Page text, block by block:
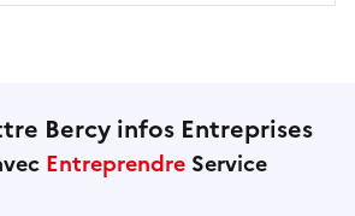
Bercy infos Entreprises
Entreprendre Service